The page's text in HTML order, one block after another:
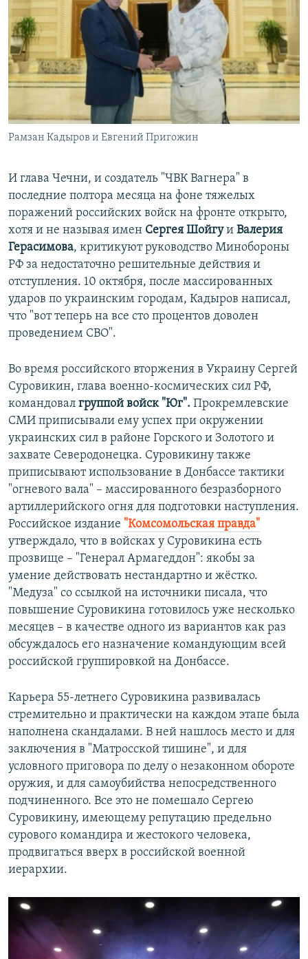
Рамзан Кадыров и Евгений Пригожин
И глава Чечни, и создатель "ЧВК Вагнера" в
последние полтора месяца на фоне тяжелых
поражений российских войск на фронте открыто,
хотя и не называя имен Сергея Шойгуи Валерия
Герасимова, критикуют руководство Минобороны
РФ за недостаточно решительные действия и
отступления. 10 октября, после массированных
ударов по украинским городам, Кадыров написал,
что "вот теперь на все сто процентов доволен
проведением СВО".
Во время российского вторжения в Украину Сергей
Суровикин, глава военно-космических сил РФ,
командовал группой войск "Юг". Прокремлевские
СМИ приписывали ему успех при окружении
украинских сил в районе Горского и Золотого и
захвате Северодонецка. Суровикину также
приписывают использование в Донбассе тактики
"огневого вала" – массированного безразборного
артиллерийского огня для подготовки наступления.
Российское издание "Комсомольская правда"
утверждало, что в войсках у Суровикина есть
прозвище – "Генерал Армагеддон": якобы за
умение действовать нестандартно и жёстко.
"Медуза" со ссылкой на источники писала, что
повышение Суровикина готовилось уже несколько
месяцев – в качестве одного из вариантов как раз
обсуждалось его назначение командующим всей
российской группировкой на Донбассе.
Карьера 55-летнего Суровикина развивалась
стремительно и практически на каждом этапе была
наполнена скандалами. В ней нашлось место и для
заключения в "Матросской тишине", и для
условного приговора по делу о незаконном обороте
оружия, и для самоубийства непосредственного
подчиненного. Все это не помешало Сергею
Суровикину, имеющему репутацию предельно
сурового командира и жестокого человека,
продвигаться вверх в российской военной
иерархии.